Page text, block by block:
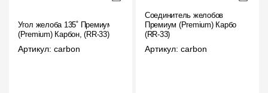
Угол желоба 135˚ Премиум
(Premium) Карбон, (RR-33)
Артикул: carbon
Соединитель желобов
Премиум (Premium) Карбон,
(RR-33)
Артикул: carbon